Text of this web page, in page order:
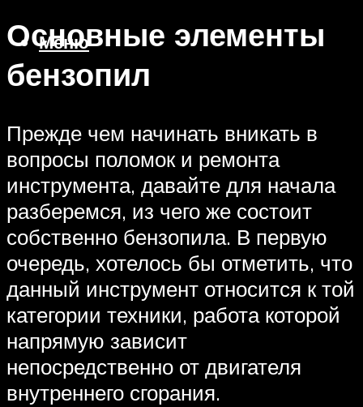
Меню
Основные элементы
бензопил
Прежде чем начинать вникать в
вопросы поломок и ремонта
инструмента, давайте для начала
разберемся, из чего же состоит
собственно бензопила. В первую
очередь, хотелось бы отметить, что
данный инструмент относится к той
категории техники, работа которой
напрямую зависит
непосредственно от двигателя
внутреннего сгорания.